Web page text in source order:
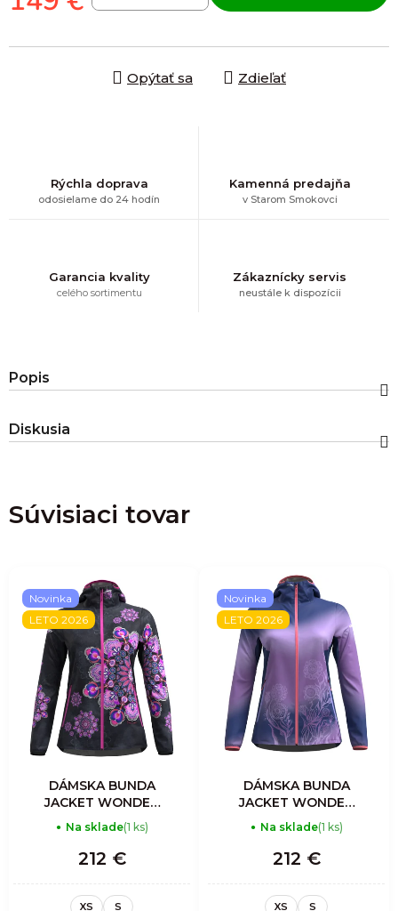
Opýtať sa Zdieľať
Rýchla doprava
odosielame do 24 hodín
Kamenná predajňa
v Starom Smokovci
Garancia kvality
celého sortimentu
Zákaznícky servis
neustále k dispozícii
Popis
Diskusia
Súvisiaci tovar
Novinka
LETO 2026
DÁMSKA BUNDA
JACKET WONDER
MAGIC SHELL -
MANDALA
Na sklade(1 ks)
212 €
XS S
Novinka
LETO 2026
DÁMSKA BUNDA
JACKET WONDER
MAGIC SHELL -
ASTER
Na sklade(1 ks)
212 €
XS S